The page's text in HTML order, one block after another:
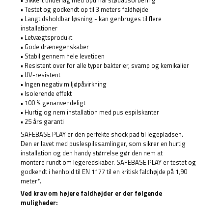
• Testet og godkendt op til 3 meters faldhøjde
• Langtidsholdbar løsning - kan genbruges til flere
installationer
• Letvægtsprodukt
• Gode drænegenskaber
• Stabil gennem hele levetiden
• Resistent over for alle typer bakterier, svamp og kemikalier
• UV-resistent
• Ingen negativ miljøpåvirkning
• Isolerende effekt
• 100 % genanvendeligt
• Hurtig og nem installation med puslespilskanter
• 25 års garanti
SAFEBASE PLAY er den perfekte shock pad til legepladsen.
Den er lavet med puslespilssamlinger, som sikrer en hurtig
installation og den handy størrelse gør den nem at
montere rundt om legeredskaber. SAFEBASE PLAY er testet og
godkendt i henhold til EN 1177 til en kritisk faldhøjde på 1,90
meter*.
Ved krav om højere faldhøjder er der følgende
muligheder: